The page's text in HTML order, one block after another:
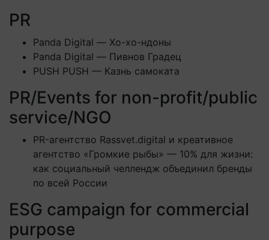
PR
Panda Digital — Хо-хо-ндоны
Panda Digital — Пивнов Градец
PUSH PUSH — Казнь самоката
PR/Events for non-profit/public
service/NGO
PR-агентство Rassvet.digital и креативное
агентство «Громкие рыбы» — 10% для жизни:
как социальный челлендж объединил бренды
по всей России
ESG campaign for commercial
purpose